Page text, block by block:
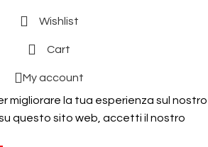
Wishlist
Cart
My account
migliorare la tua esperienza sul nostro
questo sito web, accetti il ​​nostro